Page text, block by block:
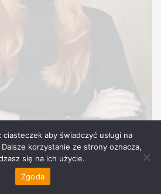
aby świadczyć usługi na
korzystanie ze strony oznacza,
się na ich użycie.
Zgoda